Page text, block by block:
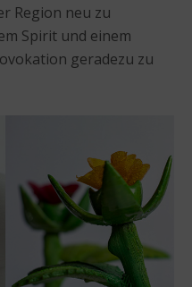
Region neu zu
Spirit und einem
geradezu zu